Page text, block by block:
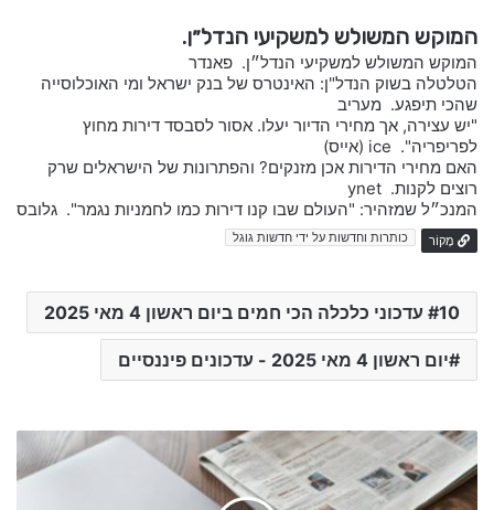
המוקש המשולש למשקיעי הנדל״ן.
המוקש המשולש למשקיעי הנדל״ן. פאנדר
הטלטלה בשוק הנדל"ן: האינטרס של בנק ישראל ומי האוכלוסייה
שהכי תיפגע. מעריב
"יש עצירה, אך מחירי הדיור יעלו. אסור לסבסד דירות מחוץ
לפריפריה". ice (אייס)
האם מחירי הדירות אכן מזנקים? והפתרונות של הישראלים שרק
רוצים לקנות. ynet
המנכ״ל שמזהיר: "העולם שבו קנו דירות כמו לחמניות נגמר". גלובס
מָקוֹר כותרות וחדשות על ידי חדשות גוגל
10 עדכוני כלכלה הכי חמים ביום ראשון 4 מאי 2025
יום ראשון 4 מאי 2025 - עדכונים פיננסיים
מ
נ
י